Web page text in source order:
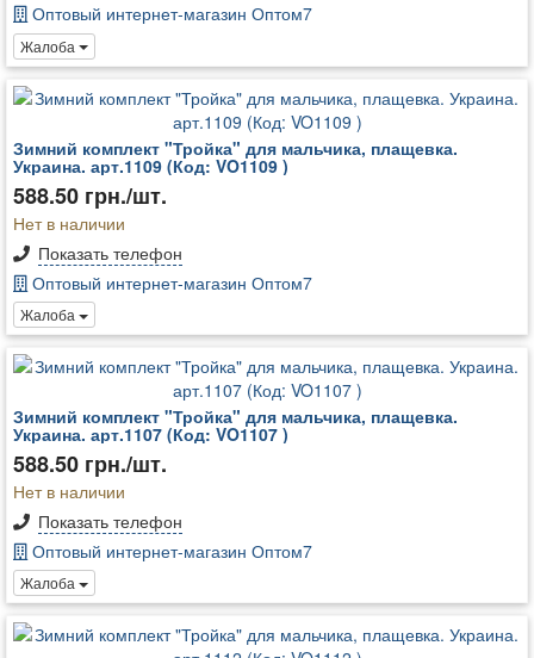
Оптовый интернет-магазин Оптом7
Жалоба
Зимний комплект "Тройка" для мальчика, плащевка.
Украина. арт.1109 (Код: VO1109 )
588.50 грн./шт.
Нет в наличии
Показать телефон
Оптовый интернет-магазин Оптом7
Жалоба
Зимний комплект "Тройка" для мальчика, плащевка.
Украина. арт.1107 (Код: VO1107 )
588.50 грн./шт.
Нет в наличии
Показать телефон
Оптовый интернет-магазин Оптом7
Жалоба